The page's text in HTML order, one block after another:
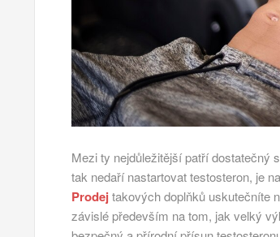
Mezi ty nejdůležitější patří dostatečný
tak nedaří nastartovat testosteron, je
Prodejtakových doplňků uskutečníte
závislé především na tom, jak velký